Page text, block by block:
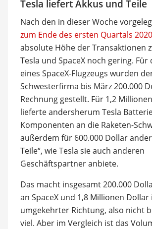
Tesla liefert Akkus und Teile
Nach den in dieser Woche
zum Ende des ersten Quartals 2020
absolute Höhe der Transaktionen
Tesla und SpaceX noch gering. Für
eines SpaceX-Flugzeugs wurden
Schwesterfirma bis März 200.000
Rechnung gestellt. Für 1,2
lieferte andersherum Tesla
Komponenten an die Raketen-
außerdem für 600.000 Dollar
Teile“, wie Tesla sie auch anderen
Geschäftspartner anbiete.
Das macht insgesamt 200.000
an SpaceX und 1,8 Millionen Dollar
umgekehrter Richtung, also nicht
viel. Aber im Vergleich ist das